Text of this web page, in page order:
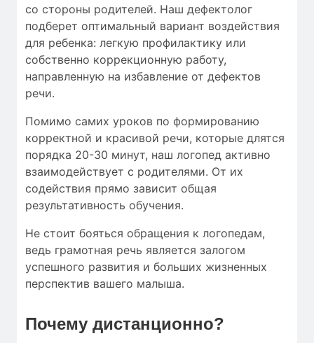
со стороны родителей. Наш дефектолог
подберет оптимальный вариант воздействия
для ребенка: легкую профилактику или
собственно коррекционную работу,
направленную на избавление от дефектов
речи.
Помимо самих уроков по формированию
корректной и красивой речи, которые длятся
порядка 20-30 минут, наш логопед активно
взаимодействует с родителями. От их
содействия прямо зависит общая
результативность обучения.
Не стоит бояться обращения к логопедам,
ведь грамотная речь является залогом
успешного развития и больших жизненных
перспектив вашего малыша.
Почему дистанционно?